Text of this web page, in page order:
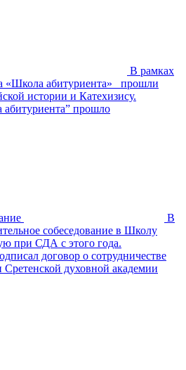
В рамках
«Школа абитуриента» прошли
истории и Катехизису.
прошло
В
собеседование в Школу
при СДА с этого года.
договор о сотрудничестве
духовной академии